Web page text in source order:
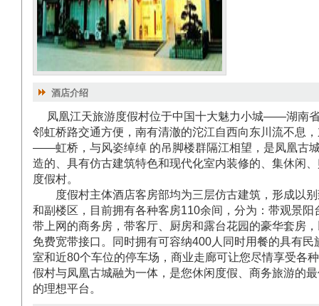
酒店介绍
凤凰江天旅游度假村位于中国十大魅力小城——湖南
邻虹桥路交通方便，南有清澈的沱江自西向东川流不息
——虹桥，与风姿绰绰 的吊脚楼群隔江相望，是凤凰古
造的、具有仿古建筑特色和现代化室内装修的、集休闲
度假村。
度假村主体酒店客房部均为三层仿古建筑，形成以别
和副楼区，目前拥有各种客房110余间，分为：带观景
带上网的商务房，带客厅、厨房和露台花园的豪华套房
免费宽带接口。同时拥有可容纳400人同时用餐的具有
室和近80个车位的停车场，商业走廊可让您尽情享受各
假村与凤凰古城融为一体，是您休闲度假、商务旅游的
的理想平台。